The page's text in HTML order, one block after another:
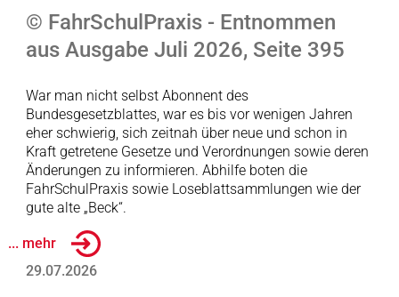
© FahrSchulPraxis - Entnommen
aus Ausgabe Juli 2026, Seite 395
War man nicht selbst Abonnent des
Bundesgesetzblattes, war es bis vor wenigen Jahren
eher schwierig, sich zeitnah über neue und schon in
Kraft getretene Gesetze und Verordnungen sowie deren
Änderungen zu informieren. Abhilfe boten die
FahrSchulPraxis sowie Loseblattsammlungen wie der
gute alte „Beck“.
... mehr
29.07.2026